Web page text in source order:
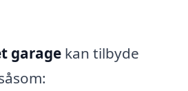
garage kan tilbyde